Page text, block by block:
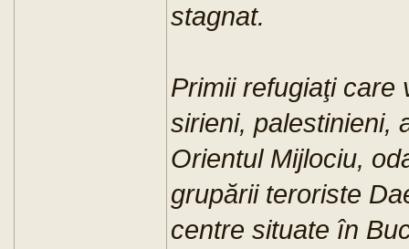
stagnat.
Primii refugiaţi care
sirieni, palestinieni,
Orientul Mijlociu,
grupării teroriste
centre situate în